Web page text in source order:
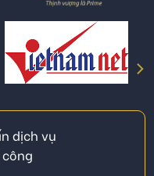
dịch vụ